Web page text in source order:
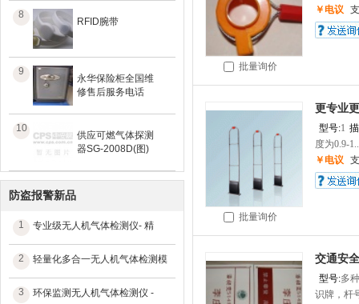
8
RFID腕带
9
永华保险柜全国维
修售后服务电话
10
供应可燃气体探测
器SG-2008D(图)
防盗报警新品
1 专业级无人机气体检测仪- 精
2 轻量化多合一无人机气体检测模
3 环保监测无人机气体检测仪 -
批量询价
￥电议
批量询价
更专业
型号:1
度为0.9-
￥电议
交通安
型号:多种
识牌，杆